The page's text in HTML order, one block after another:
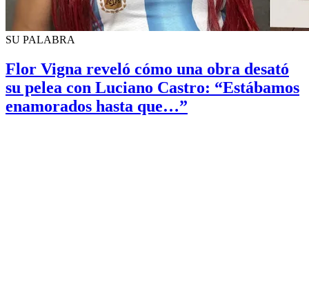
SU PALABRA
Flor Vigna reveló cómo una obra desató
su pelea con Luciano Castro: “Estábamos
enamorados hasta que…”